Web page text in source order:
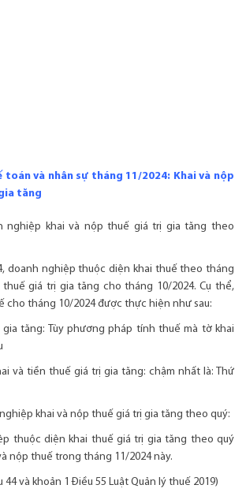
toán và nhân sự tháng 11/2024: Khai và nộp
tăng
nghiệp khai và nộp thuế giá trị gia tăng theo
doanh nghiệp thuộc diện khai thuế theo tháng
giá trị gia tăng cho tháng 10/2024. Cụ thể,
cho tháng 10/2024 được thực hiện như sau:
gia tăng: Tùy phương pháp tính thuế mà tờ khai
và tiền thuế giá trị gia tăng: chậm nhất là: Thứ
khai và nộp thuế giá trị gia tăng theo quý:
thuộc diện khai thuế giá trị gia tăng theo quý
nộp thuế trong tháng 11/2024 này.
44 và khoản 1 Điều 55 Luật Quản lý thuế 2019)